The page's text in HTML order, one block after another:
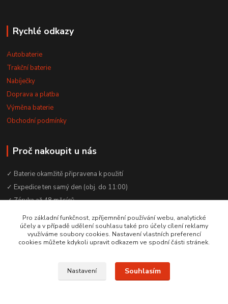
Rychlé odkazy
Autobaterie
Trakční baterie
Nabíječky
Doprava a platba
Výměna baterie
Obchodní podmínky
Proč nakoupit u nás
✓ Baterie okamžitě připravena k použití
✓ Expedice ten samý den (obj. do 11:00)
✓ Záruka až 48 měsíců
✓ Odborné poradenství zdarma
✓ Česká rodinná firma od 2012
✓ YouTube kanál s návody a testy baterií
Pro základní funkčnost, zpříjemnění používání webu, analytické
účely a v případě udělení souhlasu také pro účely cílení reklamy
využíváme soubory cookies. Nastavení vlastních preferencí
cookies můžete kdykoli upravit odkazem ve spodní části stránek.
Nastavení Souhlasím